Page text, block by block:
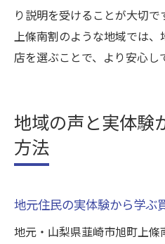
り説明を受けることが大切
上條南割のような地域では
店を選ぶことで、より安心し
地域の声と実体験
方法
地元住民の実体験から学ぶ
地元・山梨県韮崎市旭町上